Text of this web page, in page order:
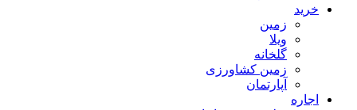
خرید
زمین
ویلا
گلخانه
زمین کشاورزی
آپارتمان
اجاره